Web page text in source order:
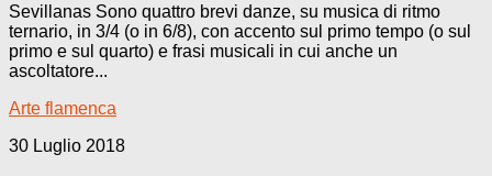
Sevillanas Sono quattro brevi danze, su musica di ritmo
ternario, in 3/4 (o in 6/8), con accento sul primo tempo (o sul
primo e sul quarto) e frasi musicali in cui anche un
ascoltatore...
Arte flamenca
30 Luglio 2018